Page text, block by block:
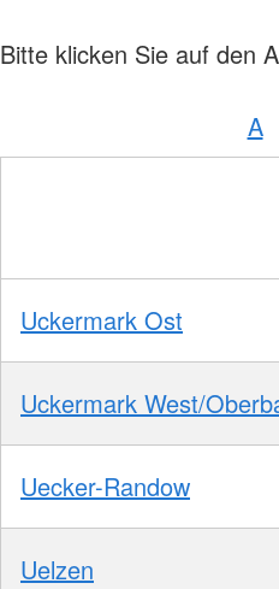
Bitte klicken Sie auf den
A
Uckermark Ost
Uckermark West/
Uecker-Randow
Uelzen